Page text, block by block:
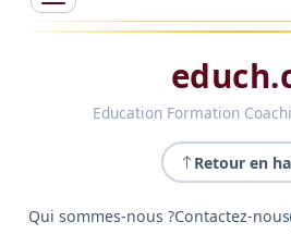
Education Formation
Retour en
Qui sommes-nous ?Contactez-nous